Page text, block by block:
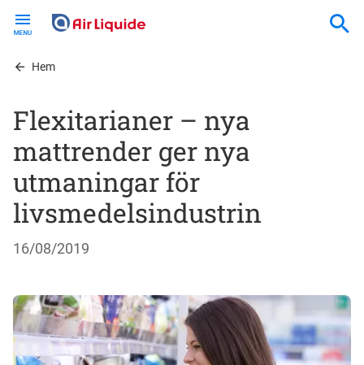
contentHem
Flexitarianer – nya
mattrender ger nya
utmaningar för
livsmedelsindustrin
16/08/2019